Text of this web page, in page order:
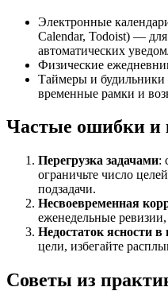
Электронные
Calendar, Todoist) —
автоматических
Физические
Таймеры и
временные рамки и
Частые ошибки и
Перегрузка задачами:
ограничьте число
подзадачи.
Несвоевременная
еженедельные
Недостаток ясности в
цели, избегайте
Советы из